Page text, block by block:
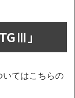
」
いてはこちらの